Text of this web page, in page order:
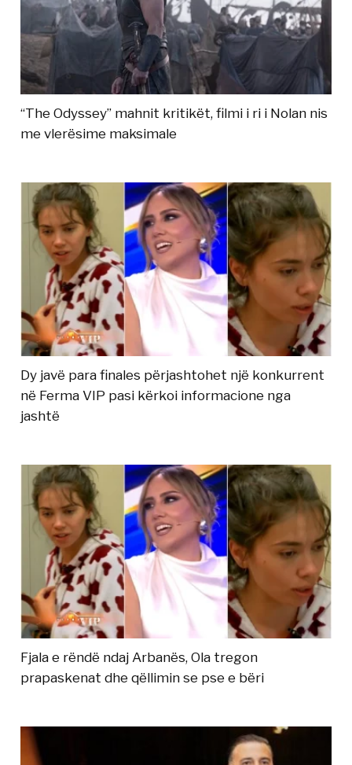
“The Odyssey” mahnit kritikët, filmi i ri i Nolan nis
me vlerësime maksimale
Dy javë para finales përjashtohet një konkurrent
në Ferma VIP pasi kërkoi informacione nga
jashtë
Fjala e rëndë ndaj Arbanës, Ola tregon
prapaskenat dhe qëllimin se pse e bëri